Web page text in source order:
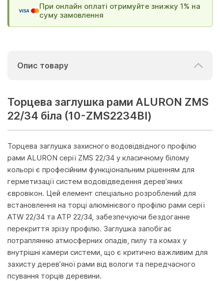
При онлайн оплаті отримуйте знижку 1% на
суму замовлення
Опис товару
Торцева заглушка рами ALURON ZMS
22/34 біла (10-ZMS2234BI)
Торцева заглушка захисного водовідвідного профілю
рами ALURON серії ZMS 22/34 у класичному білому
кольорі є професійним функціональним рішенням для
герметизації систем водовідведення дерев’яних
євровікон. Цей елемент спеціально розроблений для
встановлення на торці алюмінієвого профілю рами серії
ATW 22/34 та ATP 22/34, забезпечуючи бездоганне
перекриття зрізу профілю. Заглушка запобігає
потраплянню атмосферних опадів, пилу та комах у
внутрішні камери системи, що є критично важливим для
захисту дерев’яної рами від вологи та передчасного
псування торців деревини.